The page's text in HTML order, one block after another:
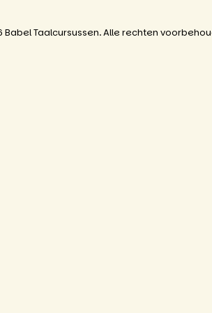
Babel Taalcursussen. Alle rechten